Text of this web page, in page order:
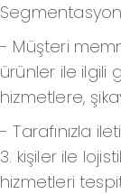
- Müşteri
ürünler ile ilgili
hizmetlere,
- Tarafınızla
3. kişiler ile
hizmetleri